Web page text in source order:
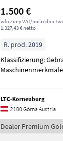
1.500 €
wliczony VAT/
1.327,43 € netto
R. prod. 2019
Klassifizierung:
LTC-Korneuburg
2100 Górna Austria
Dealer Premium